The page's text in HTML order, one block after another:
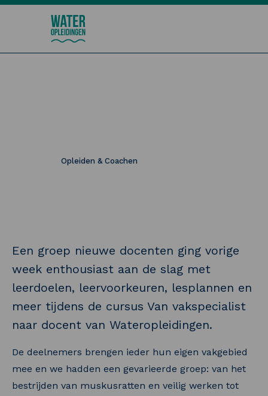
Wateropleidingen
Opleiden & Coachen
Een groep nieuwe docenten ging vorige
week enthousiast aan de slag met
leerdoelen, leervoorkeuren, lesplannen en
meer tijdens de cursus Van vakspecialist
naar docent van Wateropleidingen.
De deelnemers brengen ieder hun eigen vakgebied
mee en we hadden een gevarieerde groep: van het
bestrijden van muskusratten en veilig werken tot